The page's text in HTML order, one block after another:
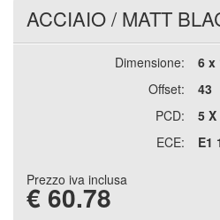
ACCIAIO/ MATT
Dimensione:
6 x
Offset:
43
PCD:
5 X
ECE:
E1
Prezzo iva inclusa
€ 60.78